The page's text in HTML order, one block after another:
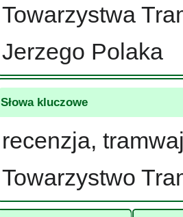
Towarzystwa
Jerzego Polaka
Słowa kluczowe
recenzja,
Towarzystwo